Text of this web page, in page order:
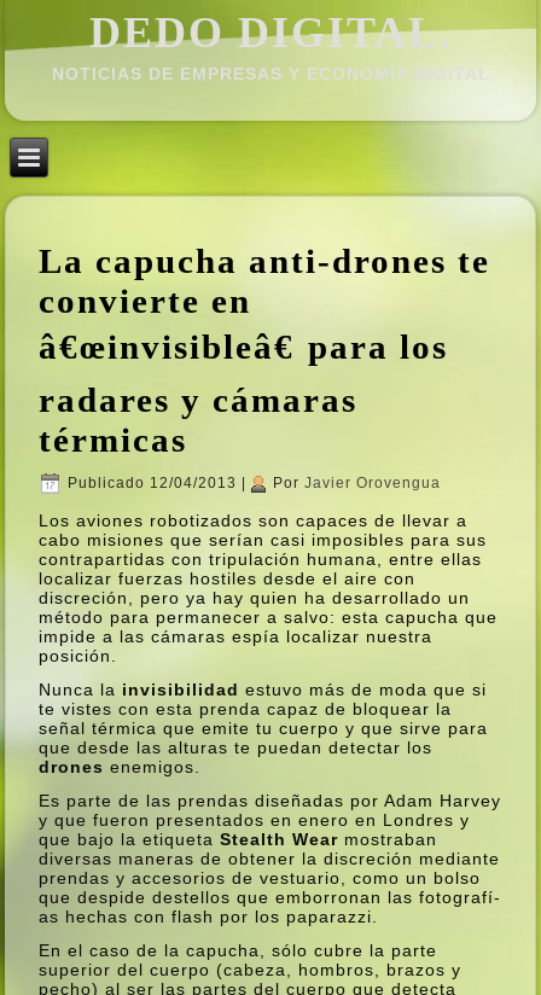
DEDO DIGITAL.
NOTICIAS DE EMPRESAS Y ECONOMÍ­A DIGITAL
La capucha anti-drones te
convierte en
â€œinvisibleâ€ para los
radares y cámaras
térmicas
Publicado 12/04/2013 Por Javier Orovengua
Los aviones robotizados son capaces de llevar a
cabo misiones que serí­an casi imposibles para sus
contrapartidas con tripulación humana, entre ellas
localizar fuerzas hostiles desde el aire con
discreción, pero ya hay quien ha desarrollado un
método para permanecer a salvo: esta capucha que
impide a las cámaras espí­a localizar nuestra
posición.
Nunca la invisibilidad estuvo más de moda que si
te vistes con esta prenda capaz de bloquear la
señal térmica que emite tu cuerpo y que sirve para
que desde las alturas te puedan detectar los
drones enemigos.
Es parte de las prendas diseñadas por Adam Harvey
y que fueron presentados en enero en Londres y
que bajo la etiquetaStealth Wear mostraban
diversas maneras de obtener la discreción mediante
prendas y accesorios de vestuario, como un bolso
que despide destellos que emborronan las fotografí­
as hechas con flash por los paparazzi.
En el caso de la capucha, sólo cubre la parte
superior del cuerpo (cabeza, hombros, brazos y
pecho) al ser las partes del cuerpo que detecta